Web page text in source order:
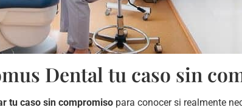
Dental tu caso sin
tu caso sin compromiso para conocer si realmente